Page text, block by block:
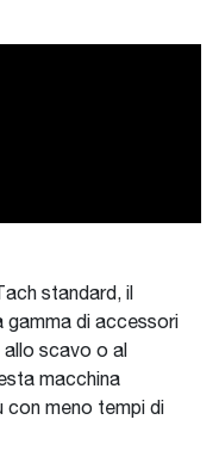
standard, il
gamma di accessori
scavo o al
macchina
meno tempi di